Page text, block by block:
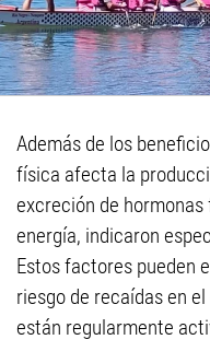
Además de los
física afecta la
excreción de
energía, indicaron
Estos factores pueden
riesgo de recaídas en
están regularmente